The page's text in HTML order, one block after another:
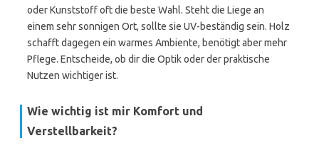
oder Kunststoff oft die beste Wahl. Steht die Liege an
einem sehr sonnigen Ort, sollte sie UV-beständig sein. Holz
schafft dagegen ein warmes Ambiente, benötigt aber mehr
Pflege. Entscheide, ob dir die Optik oder der praktische
Nutzen wichtiger ist.
Wie wichtig ist mir Komfort und
Verstellbarkeit?